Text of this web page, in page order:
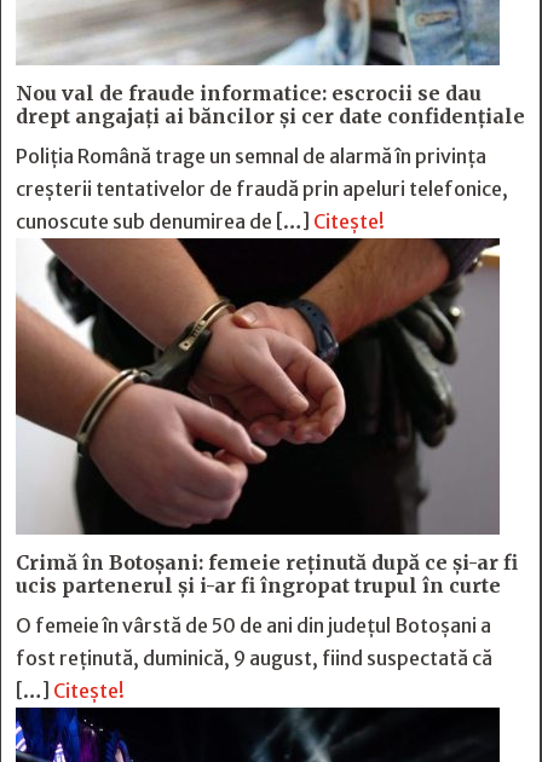
Nou val de fraude informatice: escrocii se dau
drept angajați ai băncilor și cer date confidențiale
Poliția Română trage un semnal de alarmă în privința
creșterii tentativelor de fraudă prin apeluri telefonice,
cunoscute sub denumirea de […] Citește!
Crimă în Botoșani: femeie reținută după ce și-ar fi
ucis partenerul și i-ar fi îngropat trupul în curte
O femeie în vârstă de 50 de ani din județul Botoșani a
fost reținută, duminică, 9 august, fiind suspectată că
[…] Citește!